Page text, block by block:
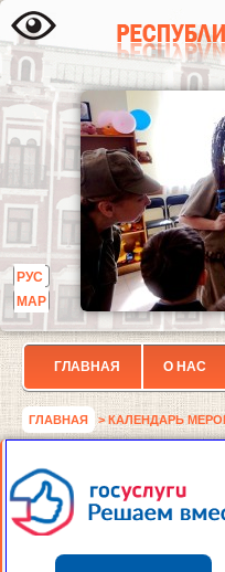
РУС
МАР
ГЛАВНАЯ О НАС
ГЛАВНАЯ > КАЛЕНДАРЬ